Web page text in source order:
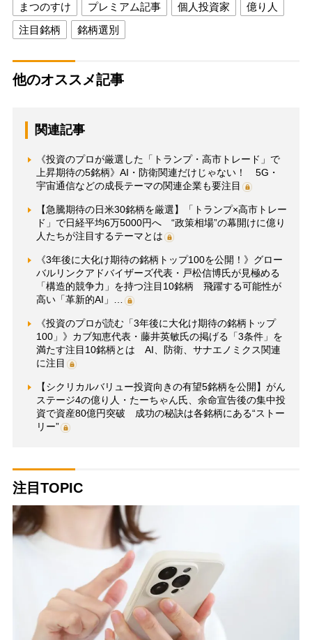
まつのすけ プレミアム記事 個人投資家
億り人
注目銘柄
銘柄選別
他のオススメ記事
関連記事
《投資のプロが厳選した「トランプ・高市トレード」で
上昇期待の5銘柄》AI・防衛関連だけじゃない！ 5G・
宇宙通信などの成長テーマの関連企業も要注目
【急騰期待の日米30銘柄を厳選】「トランプ×高市トレー
ド」で日経平均6万5000円へ “政策相場”の幕開けに億り
人たちが注目するテーマとは
《3年後に大化け期待の銘柄トップ100を公開！》グロー
バルリンクアドバイザーズ代表・戸松信博氏が見極める
「構造的競争力」を持つ注目10銘柄 飛躍する可能性が
高い「革新的AI」…
《投資のプロが読む「3年後に大化け期待の銘柄トップ
100」》カブ知恵代表・藤井英敏氏の掲げる「3条件」を
満たす注目10銘柄とは AI、防衛、サナエノミクス関連
に注目
【シクリカルバリュー投資向きの有望5銘柄を公開】がん
ステージ4の億り人・たーちゃん氏、余命宣告後の集中投
資で資産80億円突破 成功の秘訣は各銘柄にある“ストー
リー”
注目TOPIC